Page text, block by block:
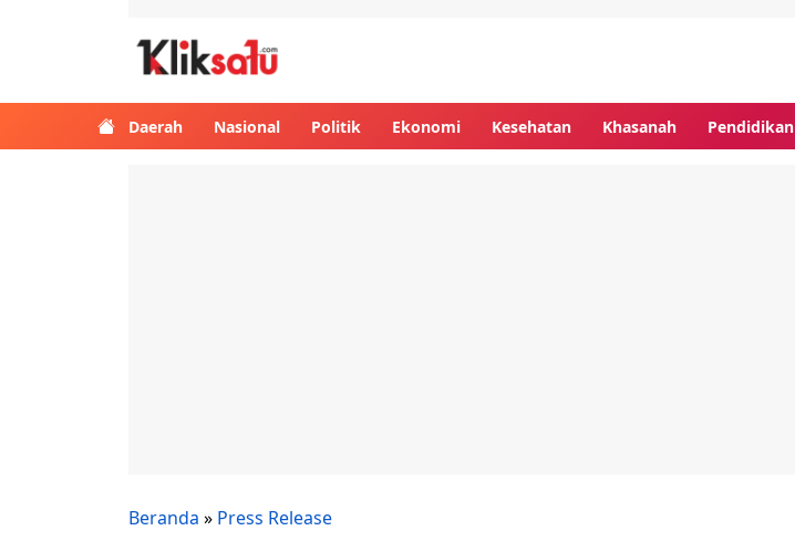
Daerah Nasional Politik Ekonomi Kesehatan Khasanah Pendidikan
Beranda » Press Release